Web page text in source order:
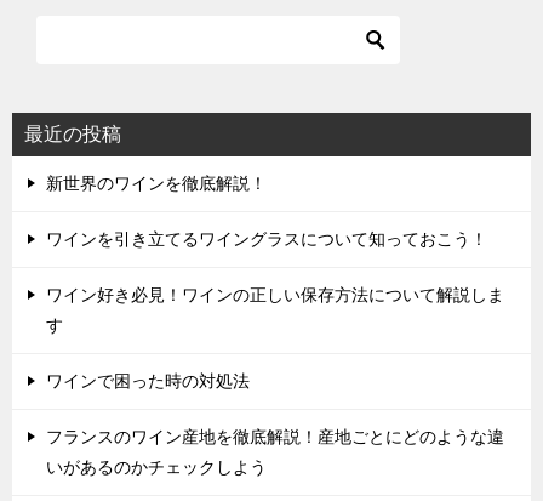
最近の投稿
新世界のワインを徹底解説！
ワインを引き立てるワイングラスについて知っておこう！
ワイン好き必見！ワインの正しい保存方法について解説しま
す
ワインで困った時の対処法
フランスのワイン産地を徹底解説！産地ごとにどのような違
いがあるのかチェックしよう